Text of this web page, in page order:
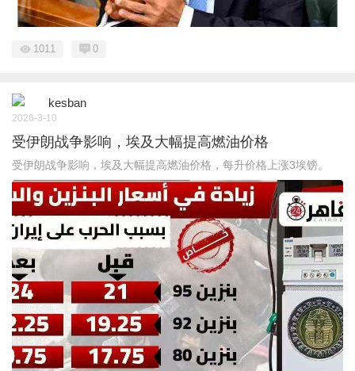
1011 0
kesban
2026-3-10
受伊朗战争影响，埃及大幅提高燃油价格
受伊朗战争影响，埃及大幅提高燃油价格，每升价格上涨3埃镑。